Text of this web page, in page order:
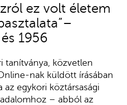
ez volt életem
1956
tanítványa, közvetlen
nak küldött írásában
egykori köztársasági
– abból az